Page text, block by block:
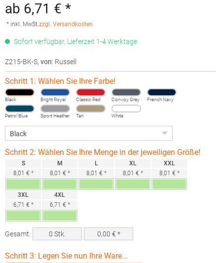
ab 6,71 € *
* inkl. MwSt.zzgl. Versandkosten
Sofort verfügbar, Lieferzeit 1-4 Werktage
Z215-BK-S, von: Russell
Schritt 1: Wählen Sie Ihre Farbe!
Black Bright Royal Classic Red
Convoy Grey
(Solid)
French Navy
Petrol Blue Sport Heather Tan White
Schritt 2: Wählen Sie Ihre Menge in der jeweiligen Größe!
S
8,01 € *
M
8,01 € *
L
8,01 € *
XL
8,01 € *
XXL
8,01 € *
3XL
6,71 € *
4XL
6,71 € *
Gesamt: 0 Stk. 0,00 € *
Schritt 3: Legen Sie nun Ihre Ware...